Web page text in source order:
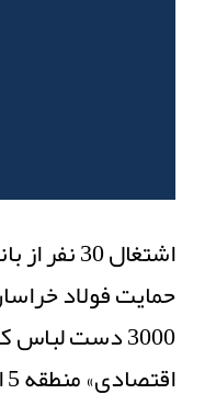
اشتغال 30
حمایت فولاد
3000 دست
اقتصادی» منطقه 5 استان شد